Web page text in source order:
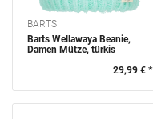
BARTS
Barts Wellawaya Beanie,
Damen Mütze, türkis
29,99 € *